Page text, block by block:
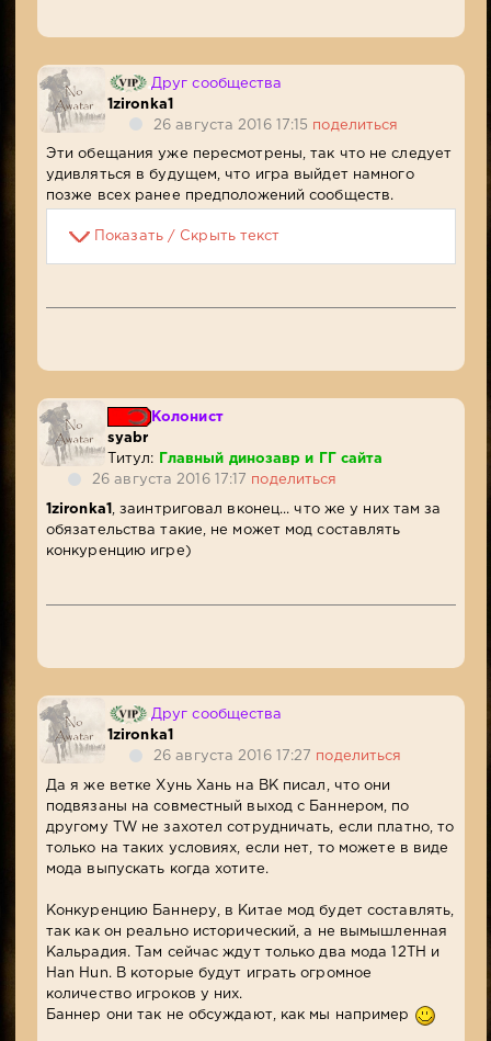
Друг сообщества
1zironka1
26 августа 2016 17:15 поделиться
Эти обещания уже пересмотрены, так что не следует
удивляться в будущем, что игра выйдет намного
позже всех ранее предположений сообществ.
Показать / Скрыть текст
Колонист
syabr
Титул:
Главный динозавр и ГГ сайта
26 августа 2016 17:17
поделиться
1zironka1 , заинтриговал вконец... что же у них там за
обязательства такие, не может мод составлять
конкуренцию игре)
Друг сообщества
1zironka1
26 августа 2016 17:27 поделиться
Да я же ветке Хунь Хань на ВК писал, что они
подвязаны на совместный выход с Баннером, по
другому TW не захотел сотрудничать, если платно, то
только на таких условиях, если нет, то можете в виде
мода выпускать когда хотите.
Конкуренцию Баннеру, в Китае мод будет составлять,
так как он реально исторический, а не вымышленная
Кальрадия. Там сейчас ждут только два мода 12TH и
Han Hun. В которые будут играть огромное
количество игроков у них.
Баннер они так не обсуждают, как мы например